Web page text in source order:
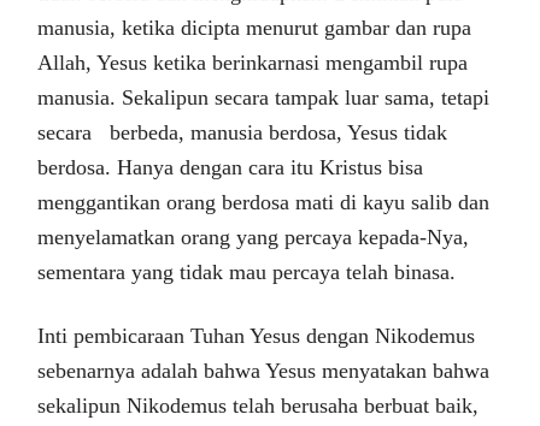
manusia, ketika dicipta menurut gambar dan rupa
Allah, Yesus ketika berinkarnasi mengambil rupa
manusia. Sekalipun secara tampak luar sama, tetapi
secara berbeda, manusia berdosa, Yesus tidak
berdosa. Hanya dengan cara itu Kristus bisa
menggantikan orang berdosa mati di kayu salib dan
menyelamatkan orang yang percaya kepada-Nya,
sementara yang tidak mau percaya telah binasa.
Inti pembicaraan Tuhan Yesus dengan Nikodemus
sebenarnya adalah bahwa Yesus menyatakan bahwa
sekalipun Nikodemus telah berusaha berbuat baik,